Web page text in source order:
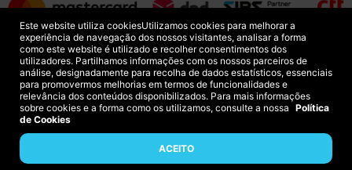
Patrocinadores principais:
Este website utiliza cookiesUtilizamos cookies para melhorar a
experiência de navegação dos nossos visitantes, analisar a forma
como este website é utilizado e recolher consentimentos dos
utilizadores. Partilhamos informações com os nossos parceiros de
análise, designadamente para recolha de dados estatísticos, essenciais
para promovermos melhorias em termos de funcionalidades e
relevância dos conteúdos disponibilizados. Para mais informações
sobre cookies e a forma como os utilizamos, consulte a nossa Política
de Cookies
ACEITO